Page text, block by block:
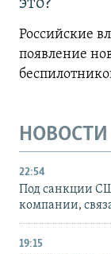
Российские
появление
НОВОСТИ
22:54
Под санкции
компании,
19:15